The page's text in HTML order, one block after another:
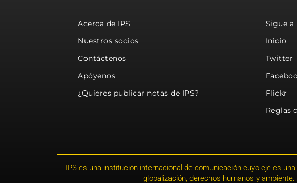
Acerca de IPS
Nuestros socios
Contáctenos
Apóyenos
¿Quieres publicar notas de IPS?
Sigue a
Inicio
Twitter
Flickr
Reglas
IPS es una institución internacional de comunicación cuyo eje es
globalización, derechos humanos y